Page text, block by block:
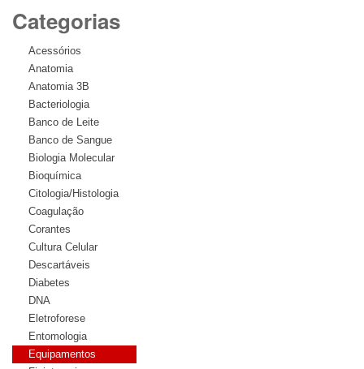
Categorias
Acessórios
Anatomia
Anatomia 3B
Bacteriologia
Banco de Leite
Banco de Sangue
Biologia Molecular
Bioquímica
Citologia/Histologia
Coagulação
Corantes
Cultura Celular
Descartáveis
Diabetes
DNA
Eletroforese
Entomologia
Equipamentos